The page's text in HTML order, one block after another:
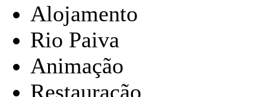
Alojamento
Rio Paiva
Animação
Restauração